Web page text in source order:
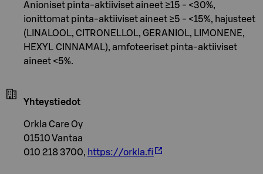
Anioniset pinta-aktiiviset aineet ≥15 - <30%,
ionittomat pinta-aktiiviset aineet ≥5 - <15%, hajusteet
(LINALOOL, CITRONELLOL, GERANIOL, LIMONENE,
HEXYL CINNAMAL), amfoteeriset pinta-aktiiviset
aineet <5%.
Yhteystiedot
Orkla Care Oy
01510 Vantaa
010 218 3700, https://orkla.fi